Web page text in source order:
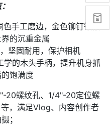

色手工磨边，金色铆钉镶嵌
的沉重金属
坚固耐用，保护相机
的木头手柄，提升机身抓
饱满度
20螺纹孔、1/4"-20定位螺
，满足Vlog、内容创作者
；